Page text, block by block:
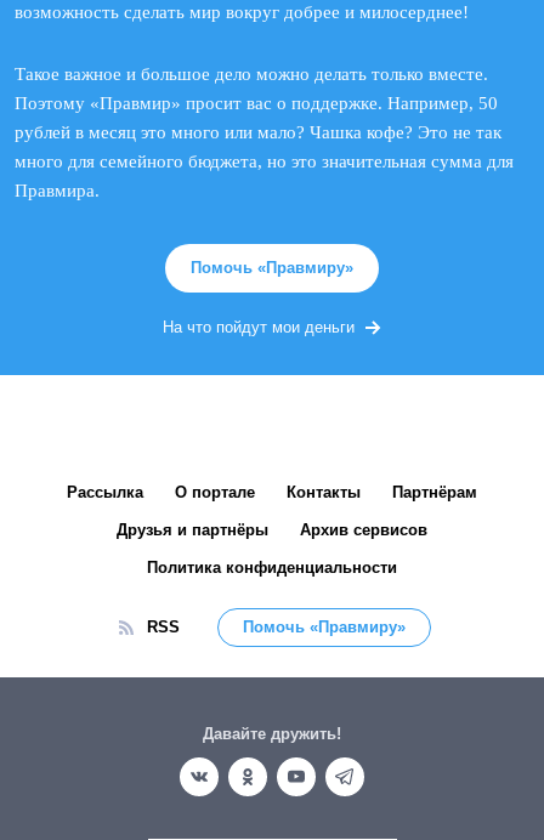
возможность сделать мир вокруг добрее и милосерднее!
Такое важное и большое дело можно делать только вместе.
Поэтому «Правмир» просит вас о поддержке. Например, 50
рублей в месяц это много или мало? Чашка кофе? Это не так
много для семейного бюджета, но это значительная сумма для
Правмира.
Помочь «Правмиру»
На что пойдут мои деньги
Рассылка О портале Контакты Партнёрам
Друзья и партнёры Архив сервисов
Политика конфиденциальности
RSS Помочь «Правмиру»
Давайте дружить!